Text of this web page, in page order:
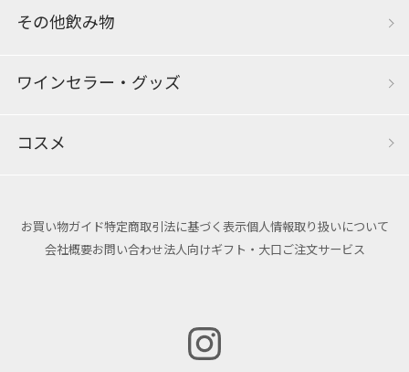
その他飲み物
ワインセラー・グッズ
コスメ
お買い物ガイド特定商取引法に基づく表示個人情報取り扱いについて
会社概要お問い合わせ法人向けギフト・大口ご注文サービス